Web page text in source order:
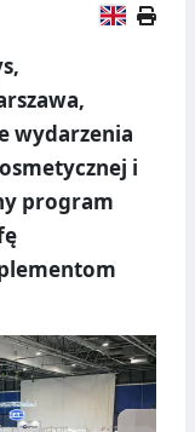
wydarzenia
i
program